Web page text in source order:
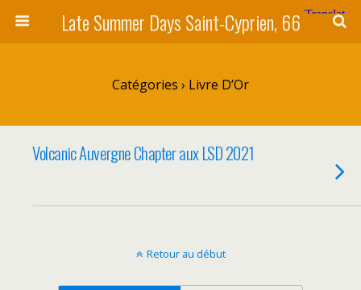
Late Summer Days Saint-Cyprien, 66
Catégories › Livre D’Or
Volcanic Auvergne Chapter aux LSD 2021
Retour au début